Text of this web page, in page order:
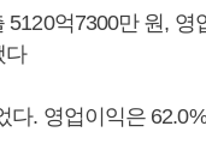
억7300만 원,
다
다. 영업이익은